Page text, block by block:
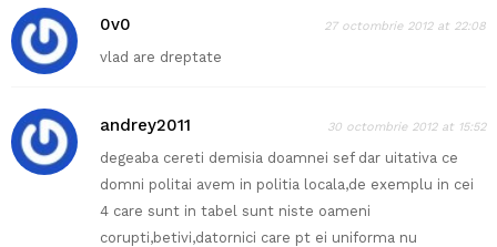
0v0 27 octombrie 2012 at 22:08
vlad are dreptate
andrey2011 30 octombrie 2012 at 15:52
degeaba cereti demisia doamnei sef dar uitativa ce
domni politai avem in politia locala,de exemplu in cei
4 care sunt in tabel sunt niste oameni
corupti,betivi,datornici care pt ei uniforma nu